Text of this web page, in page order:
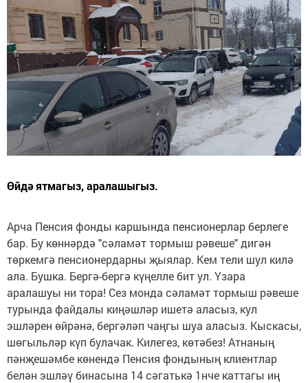
Өйдә ятмагыз, аралашыгыз.
Арча Пенсия фонды каршында пенсионерлар берлеге
бар. Бу көннәрдә "сәламәт тормыш рәвеше" дигән
төркемгә пенсионердарны җыялар. Кем тели шул килә
ала. Бушка. Бергә-бергә күңелле бит ул. Үзара
аралашуы ни тора! Сез монда сәламәт тормыш рәвеше
турында файдалы киңәшләр ишетә аласыз, кул
эшләрен өйрәнә, бергәләп чаңгы шуа аласыз. Кыскасы,
шөгыльләр күп булачак. Килегез, көтәбез! Атнаның
пәнҗешәмбе көнендә Пенсия фондының клиентлар
белән эшләү бинасына 14 сәгатькә 1нче каттагы иң